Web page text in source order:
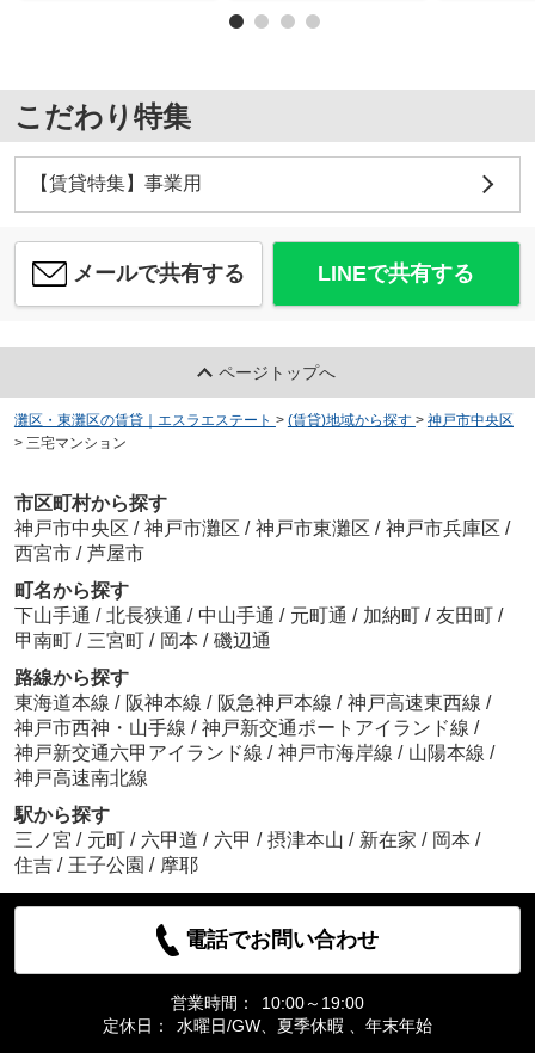
こだわり特集
【賃貸特集】事業用
メールで共有する LINEで共有する
ページトップへ
灘区・東灘区の賃貸｜エスラエステート > (賃貸)地域から探す > 神戸市中央区
> 三宅マンション
市区町村から探す
神戸市中央区 / 神戸市灘区 / 神戸市東灘区 / 神戸市兵庫区 /
西宮市 / 芦屋市
町名から探す
下山手通 / 北長狭通 / 中山手通 / 元町通 / 加納町 / 友田町 /
甲南町 / 三宮町 / 岡本 / 磯辺通
路線から探す
東海道本線 / 阪神本線 / 阪急神戸本線 / 神戸高速東西線 /
神戸市西神・山手線 / 神戸新交通ポートアイランド線 /
神戸新交通六甲アイランド線 / 神戸市海岸線 / 山陽本線 /
神戸高速南北線
駅から探す
三ノ宮 / 元町 / 六甲道 / 六甲 / 摂津本山 / 新在家 / 岡本 /
住吉 / 王子公園 / 摩耶
電話でお問い合わせ
営業時間：
10:00～19:00
定休日：
水曜日/GW、夏季休暇 、年末年始